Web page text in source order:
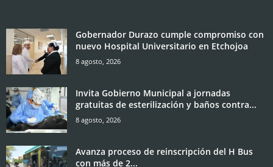
Gobernador Durazo cumple compromiso con
nuevo Hospital Universitario en Etchojoa
8 agosto, 2026
Invita Gobierno Municipal a jornadas
gratuitas de esterilización y baños contra...
8 agosto, 2026
Avanza proceso de reinscripción del H Bus
con más de 2...